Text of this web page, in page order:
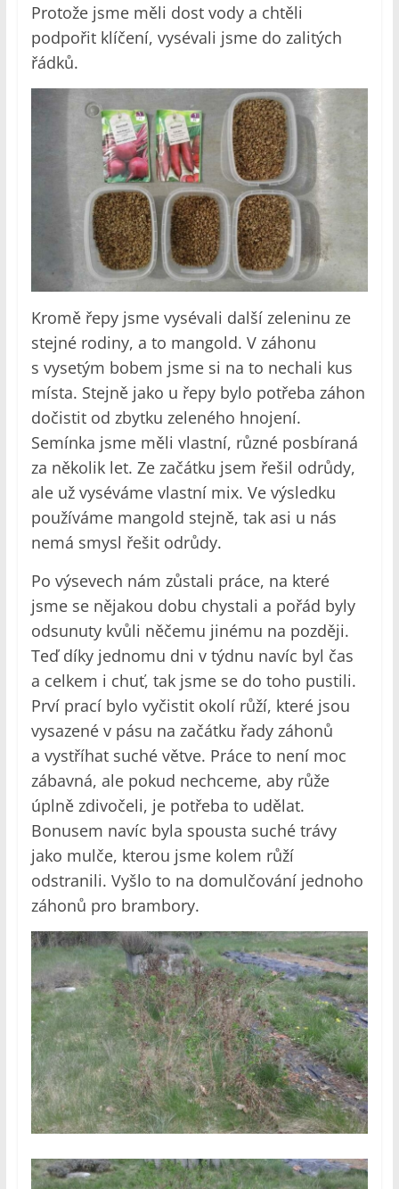
Protože jsme měli dost vody a chtěli
podpořit klíčení, vysévali jsme do zalitých
řádků.
Kromě řepy jsme vysévali další zeleninu ze
stejné rodiny, a to mangold. V záhonu
s vysetým bobem jsme si na to nechali kus
místa. Stejně jako u řepy bylo potřeba záhon
dočistit od zbytku zeleného hnojení.
Semínka jsme měli vlastní, různé posbíraná
za několik let. Ze začátku jsem řešil odrůdy,
ale už vyséváme vlastní mix. Ve výsledku
používáme mangold stejně, tak asi u nás
nemá smysl řešit odrůdy.
Po výsevech nám zůstali práce, na které
jsme se nějakou dobu chystali a pořád byly
odsunuty kvůli něčemu jinému na později.
Teď díky jednomu dni v týdnu navíc byl čas
a celkem i chuť, tak jsme se do toho pustili.
Prví prací bylo vyčistit okolí růží, které jsou
vysazené v pásu na začátku řady záhonů
a vystříhat suché větve. Práce to není moc
zábavná, ale pokud nechceme, aby růže
úplně zdivočeli, je potřeba to udělat.
Bonusem navíc byla spousta suché trávy
jako mulče, kterou jsme kolem růží
odstranili. Vyšlo to na domulčování jednoho
záhonů pro brambory.